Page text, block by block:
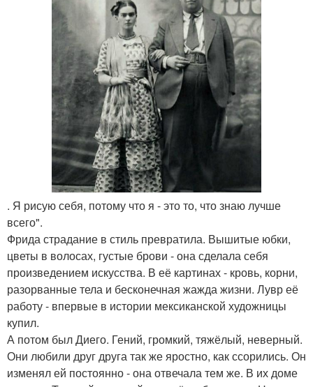
. Я рисую себя, потому что я - это то, что знаю лучше
всего".
Фрида страдание в стиль превратила. Вышитые юбки,
цветы в волосах, густые брови - она сделала себя
произведением искусства. В её картинах - кровь, корни,
разорванные тела и бесконечная жажда жизни. Лувр её
работу - впервые в истории мексиканской художницы
купил.
А потом был Диего. Гений, громкий, тяжёлый, неверный.
Они любили друг друга так же яростно, как ссорились. Он
изменял ей постоянно - она отвечала тем же. В их доме